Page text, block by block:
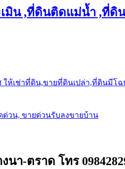
มิน ,ที่ดินติดแม่น้ำ ,ที่
ให้เช่าที่ดิน,ขายที่ดินเปล่า,ที่ดินมี
วน, ขายด่วนรับลงขายบ้าน
า-ตราด โทร